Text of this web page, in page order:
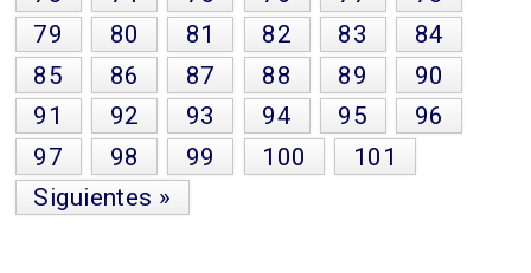
79
80 81 82 83
84
85
86 87 88 89
90
91
92 93 94 95
96
97
98 99 100
101
Siguientes »